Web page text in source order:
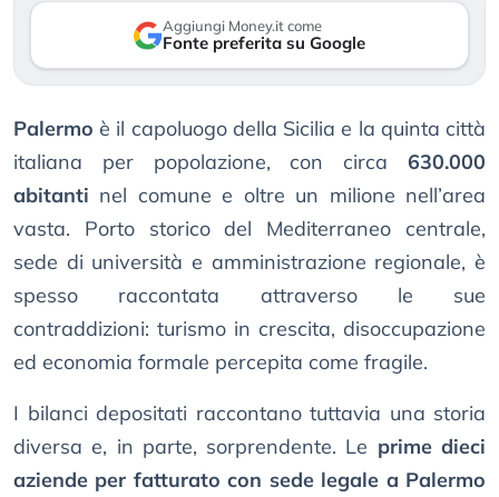
Aggiungi Money.it come
Fonte preferita su Google
Palermo è il capoluogo della Sicilia e la quinta città
italiana per popolazione, con circa 630.000
abitanti nel comune e oltre un milione nell’area
vasta. Porto storico del Mediterraneo centrale,
sede di università e amministrazione regionale, è
spesso raccontata attraverso le sue
contraddizioni: turismo in crescita, disoccupazione
ed economia formale percepita come fragile.
I bilanci depositati raccontano tuttavia una storia
diversa e, in parte, sorprendente. Le prime dieci
aziende per fatturato con sede legale a Palermo